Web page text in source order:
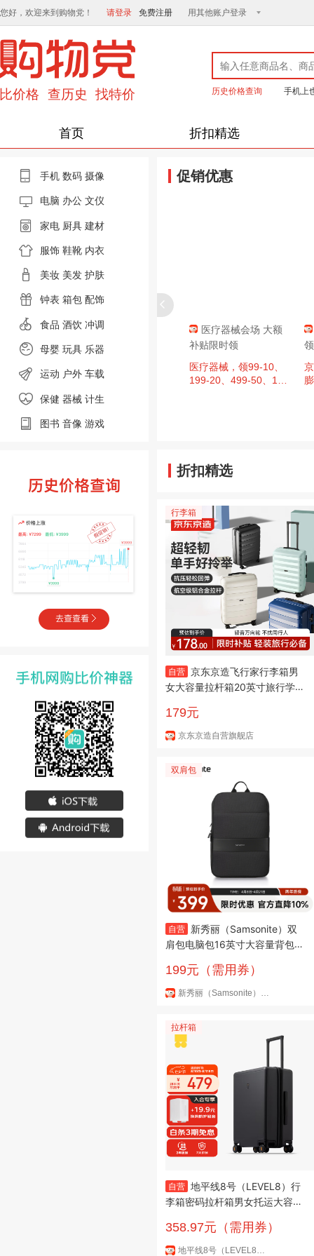
您好，欢迎来到购物党！ 请登录 免费注册 用其他账户登录
历史价格查询 手机上
首页 折扣精选
手机 数码 摄像
电脑 办公 文仪
家电 厨具 建材
服饰 鞋靴 内衣
美妆 美发 护肤
钟表 箱包 配饰
食品 酒饮 冲调
母婴 玩具 乐器
运动 户外 车载
保健 器械 计生
图书 音像 游戏
促销优惠
消费券，
高9折，单
今日必买：
肇庆消费券
区域补贴至
件补贴500
京东超市 黑色星期
五 领满200-20元优惠
周四20点：京东超市
黑色星期五 领满200-2
0元优惠券×3张（周四
20点可用）
医疗器械会场 大额
补贴限时领
医疗器械，领99-10、
199-20、499-50、14
折扣精选
行李箱
自营 京东京造飞行家行李箱男
女大容量拉杆箱20英寸旅行学生
179元
京东京造自营旗舰店
双肩包
自营
新秀丽（Samsonite）双
肩包电脑包16英寸大容量背包男
包
199元（需用券）
新秀丽（Samsonite）企业购京东自营旗舰店
拉杆箱
自营 地平线8号（LEVEL8）行
李箱密码拉杆箱男女托运大容量
黑
358.97元（需用券）
地平线8号（LEVEL8）京东自营旗舰店